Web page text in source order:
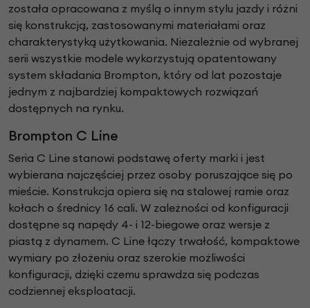
została opracowana z myślą o innym stylu jazdy i różni
się konstrukcją, zastosowanymi materiałami oraz
charakterystyką użytkowania. Niezależnie od wybranej
serii wszystkie modele wykorzystują opatentowany
system składania Brompton, który od lat pozostaje
jednym z najbardziej kompaktowych rozwiązań
dostępnych na rynku.
Brompton C Line
Seria C Line stanowi podstawę oferty marki i jest
wybierana najczęściej przez osoby poruszające się po
mieście. Konstrukcja opiera się na stalowej ramie oraz
kołach o średnicy 16 cali. W zależności od konfiguracji
dostępne są napędy 4- i 12-biegowe oraz wersje z
piastą z dynamem. C Line łączy trwałość, kompaktowe
wymiary po złożeniu oraz szerokie możliwości
konfiguracji, dzięki czemu sprawdza się podczas
codziennej eksploatacji.